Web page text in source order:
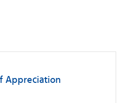
Appreciation